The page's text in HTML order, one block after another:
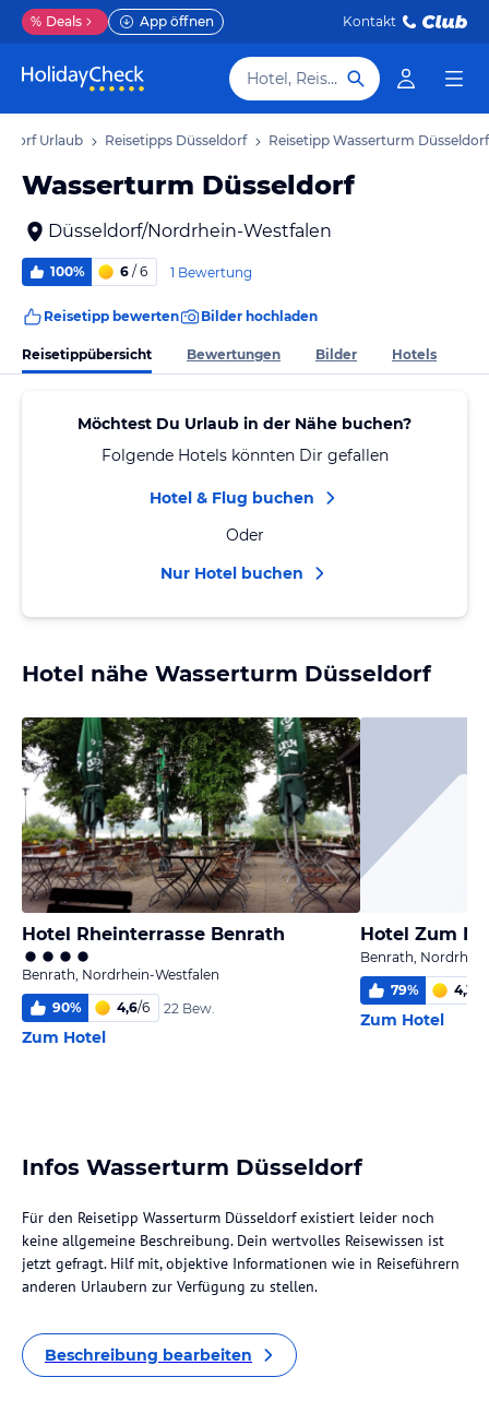
% Deals App öffnen Kontakt
Hotel, Reiseziel
Urlaub Reisetipps Düsseldorf Reisetipp Wasserturm Düsseldorf
Wasserturm Düsseldorf
Düsseldorf/Nordrhein-Westfalen
100% 6 / 6 1 Bewertung
Reisetipp bewerten Bilder hochladen
Reisetippübersicht Bewertungen Bilder Hotels
Möchtest Du Urlaub in der Nähe buchen?
Folgende Hotels könnten Dir gefallen
Hotel & Flug buchen
Oder
Nur Hotel buchen
Hotel nähe Wasserturm Düsseldorf
Hotel Rheinterrasse Benrath
Benrath, Nordrhein-Westfalen
90% 4,6/6 22 Bew.
Zum Hotel
Hotel Zum
Benrath,
79% 4,3
Zum Hotel
Infos Wasserturm Düsseldorf
Für den Reisetipp Wasserturm Düsseldorf existiert leider noch
keine allgemeine Beschreibung. Dein wertvolles Reisewissen ist
jetzt gefragt. Hilf mit, objektive Informationen wie in Reiseführern
anderen Urlaubern zur Verfügung zu stellen.
Beschreibung bearbeiten